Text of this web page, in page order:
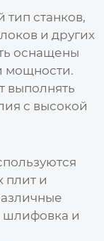
станков,
и других
оснащены
мощности.
выполнять
с высокой
плит и
шлифовка и